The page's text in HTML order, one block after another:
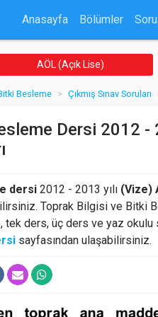
Anasayfa Bölümler
AÖL (Açık Lise)
Besleme Çıkmış Sınav Soruları
Dersi 2012 -
dersi 2012 - 2013 yılı (Vize)
Toprak Bilgisi ve Bitki
tek ders, üç ders ve yaz okulu
sayfasından ulaşabilirsiniz.